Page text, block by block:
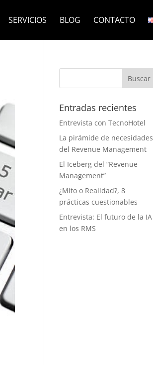
SERVICIOS BLOG CONTACTO
Entradas recientes
Entrevista con TecnoHotel
La pirámide de necesidades
del Revenue Management
El Iceberg del “Revenue
Management”
¿Mito o Realidad?, 8
prácticas cuestionables
Entrevista: El futuro de la IA
en los RMS